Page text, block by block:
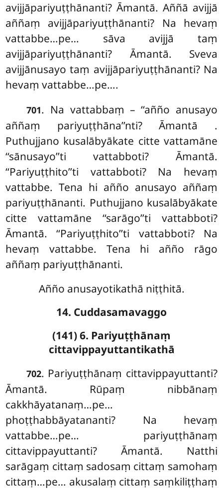
avijjāpariyuṭṭhānanti? Āmantā. Aññā avijjā
aññaṃ avijjāpariyuṭṭhānanti? Na hevaṃ
vattabbe…pe… sāva avijjā taṃ
avijjāpariyuṭṭhānanti? Āmantā. Sveva
avijjānusayo taṃ avijjāpariyuṭṭhānanti? Na
hevaṃ vattabbe…pe….
701. Na vattabbaṃ – ‘‘añño anusayo
aññaṃ pariyuṭṭhāna’’nti? Āmantā .
Puthujjano kusalābyākate citte vattamāne
‘‘sānusayo’’ti vattabboti? Āmantā.
‘‘Pariyuṭṭhito’’ti vattabboti? Na hevaṃ
vattabbe. Tena hi añño anusayo aññaṃ
pariyuṭṭhānanti. Puthujjano kusalābyākate
citte vattamāne ‘‘sarāgo’’ti vattabboti?
Āmantā. ‘‘Pariyuṭṭhito’’ti vattabboti? Na
hevaṃ vattabbe. Tena hi añño rāgo
aññaṃ pariyuṭṭhānanti.
Añño anusayotikathā niṭṭhitā.
14. Cuddasamavaggo
(141) 6. Pariyuṭṭhānaṃ
cittavippayuttantikathā
702. Pariyuṭṭhānaṃ cittavippayuttanti?
Āmantā. Rūpaṃ nibbānaṃ
cakkhāyatanaṃ…pe…
phoṭṭhabbāyatananti? Na hevaṃ
vattabbe…pe… pariyuṭṭhānaṃ
cittavippayuttanti? Āmantā. Natthi
sarāgaṃ cittaṃ sadosaṃ cittaṃ samohaṃ
cittaṃ…pe… akusalaṃ cittaṃ saṃkiliṭṭhaṃ